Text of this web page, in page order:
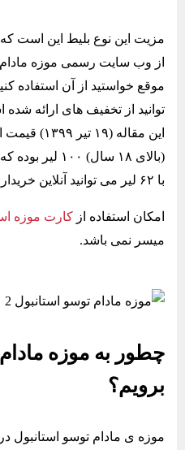
مزیت این نوع بلیط این است که
موقع خواستید از آن استفاده
توانید از تخفیف های ارائه
این مقاله
با ۶۲ لیر می توانید آنلاین خریداری کنید.
امکان استفاده از کارت موزه
میسر نمی باشد.
چطور به موزه
برویم؟
موزه ی مادام توسو استانبول